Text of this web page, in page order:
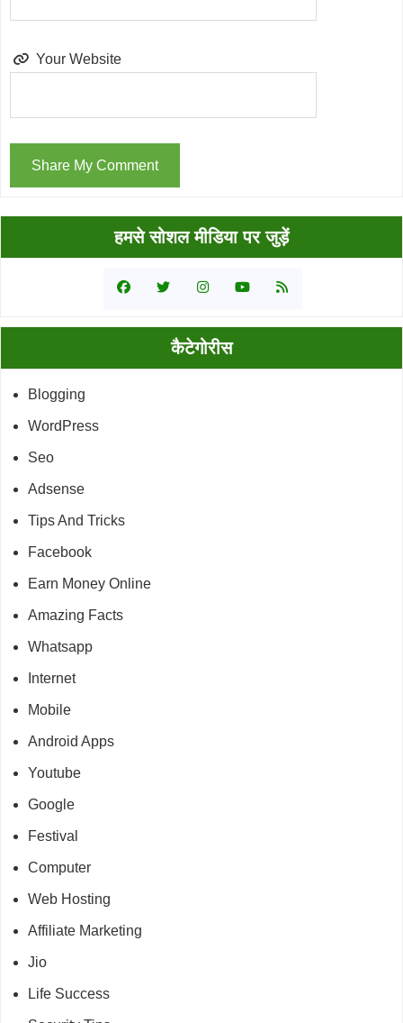
Your Website
Sidebar
हमसे सोशल मीडिया पर जुड़ें
कैटेगोरीस
Blogging
WordPress
Seo
Adsense
Tips And Tricks
Facebook
Earn Money Online
Amazing Facts
Whatsapp
Internet
Mobile
Android Apps
Youtube
Google
Festival
Computer
Web Hosting
Affiliate Marketing
Jio
Life Success